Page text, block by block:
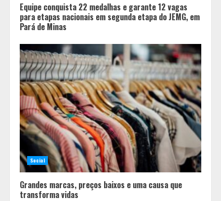
Equipe conquista 22 medalhas e garante 12 vagas
para etapas nacionais em segunda etapa do JEMG, em
Pará de Minas
Social
Grandes marcas, preços baixos e uma causa que
transforma vidas